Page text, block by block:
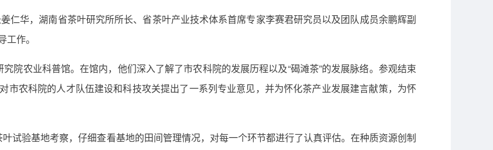
仁华，湖南省茶叶研究所所长、省茶叶产业技术体系首席专家李赛君研究员以及团队成员余鹏辉副
作。
院农业科普馆。在馆内，他们深入了解了市农科院的发展历程以及“碣滩茶”的发展脉络。参观结束
市农科院的人才队伍建设和科技攻关提出了一系列专业意见，并为怀化茶产业发展建言献策，为怀
试验基地考察，仔细查看基地的田间管理情况，对每一个环节都进行了认真评估。在种质资源创制